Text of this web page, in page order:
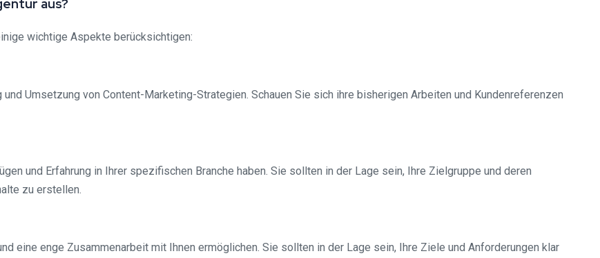
aus?
wichtige Aspekte berücksichtigen:
Umsetzung von Content-Marketing-Strategien. Schauen Sie sich ihre bisherigen Arbeiten und Kundenreferenzen
und Erfahrung in Ihrer spezifischen Branche haben. Sie sollten in der Lage sein, Ihre Zielgruppe und deren
zu erstellen.
eine enge Zusammenarbeit mit Ihnen ermöglichen. Sie sollten in der Lage sein, Ihre Ziele und Anforderungen klar